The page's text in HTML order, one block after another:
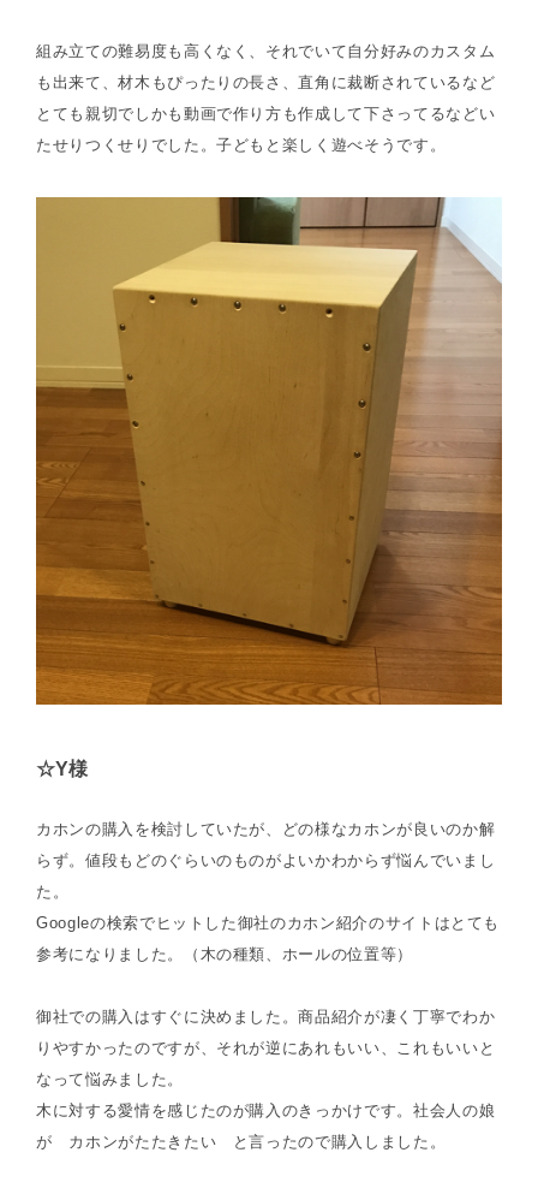
組み立ての難易度も高くなく、それでいて自分好みのカスタム
も出来て、材木もぴったりの長さ、直角に裁断されているなど
とても親切でしかも動画で作り方も作成して下さってるなどい
たせりつくせりでした。子どもと楽しく遊べそうです。
☆Y様
カホンの購入を検討していたが、どの様なカホンが良いのか解
らず。値段もどのぐらいのものがよいかわからず悩んでいまし
た。
Googleの検索でヒットした御社のカホン紹介のサイトはとても
参考になりました。（木の種類、ホールの位置等）
御社での購入はすぐに決めました。商品紹介が凄く丁寧でわか
りやすかったのですが、それが逆にあれもいい、これもいいと
なって悩みました。
木に対する愛情を感じたのが購入のきっかけです。社会人の娘
が カホンがたたきたい と言ったので購入しました。